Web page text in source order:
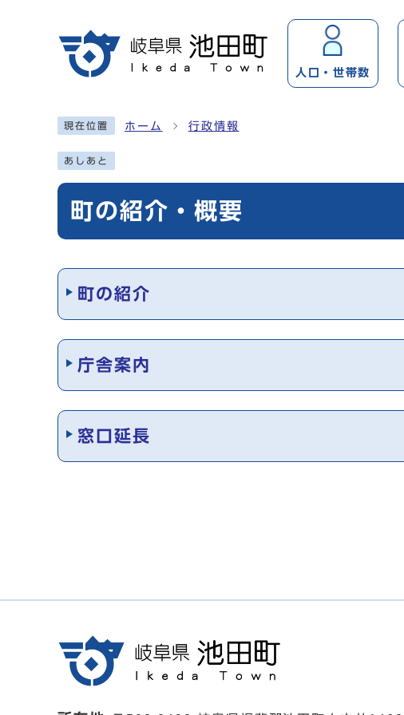
人口・世帯数
ここから本文です
現在位置 ホーム 行政情報
あしあと
町の紹介・概要
メインメニュー
町の紹介
庁舎案内
窓口延長